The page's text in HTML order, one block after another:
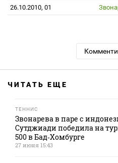
26.10.2010, 01
ЧИТАТЬ ЕЩЕ
ТЕННИС
Звонарева в паре с
Сутджиади победила на
500 в Бад‑Хомбурге
27 июня 15:43